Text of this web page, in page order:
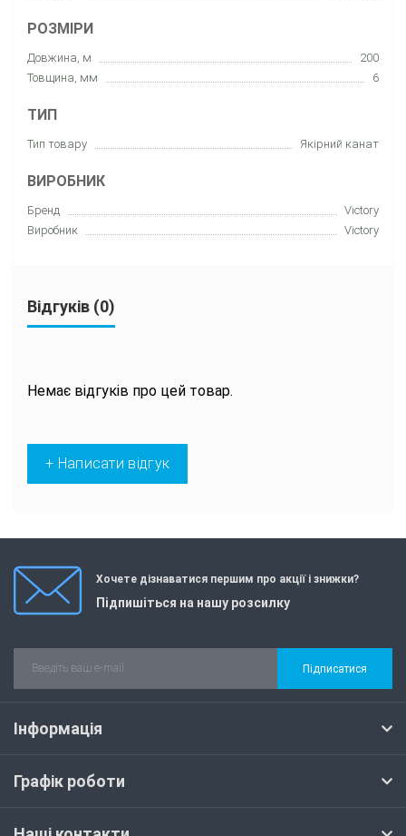
РОЗМІРИ
Довжина, м
200
Товщина, мм
6
ТИП
Тип товару Якірний канат
ВИРОБНИК
Бренд
Victory
Виробник
Victory
Відгуків (0)
Немає відгуків про цей товар.
+ Написати відгук
Хочете дізнаватися першим про акції і знижки?
Підпишіться на нашу розсилку
Підписатися
Інформація
Графік роботи